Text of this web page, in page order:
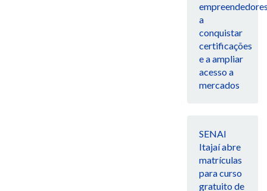
a
conquistar
certificações
e a ampliar
acesso a
mercados
SENAI
Itajaí abre
matrículas
para curso
gratuito de